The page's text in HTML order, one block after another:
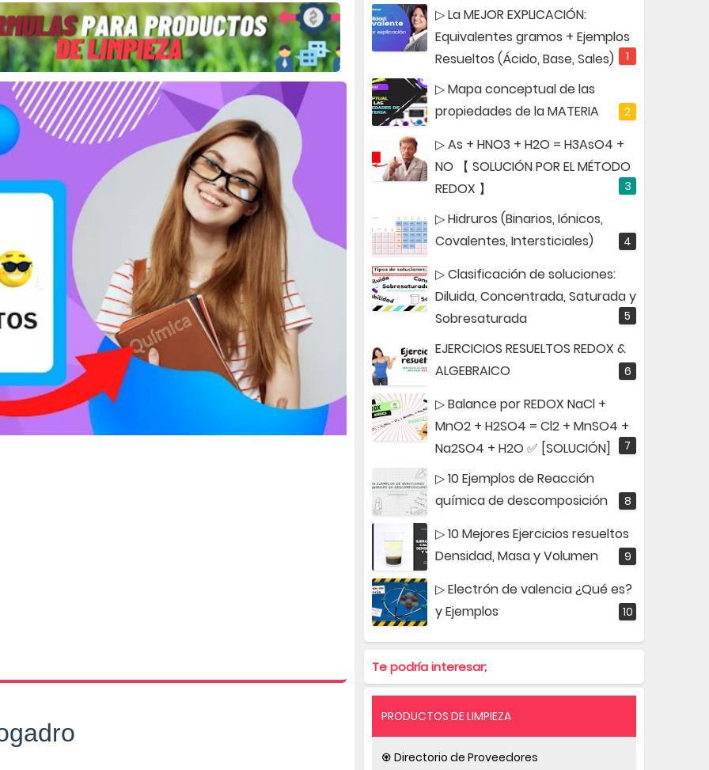
▷ La MEJOR EXPLICACIÓN:
Equivalentes gramos + Ejemplos
Resueltos (Ácido, Base, Sales)
▷ Mapa conceptual de las
propiedades de la MATERIA
▷ As + HNO3 + H2O = H3AsO4 +
NO 【 SOLUCIÓN POR EL MÉTODO
REDOX 】
▷ Hidruros (Binarios, Iónicos,
Covalentes, Intersticiales)
▷ Clasificación de soluciones:
Diluida, Concentrada, Saturada y
Sobresaturada
EJERCICIOS RESUELTOS REDOX &
ALGEBRAICO
▷ Balance por REDOX NaCl +
MnO2 + H2SO4 = Cl2 + MnSO4 +
Na2SO4 + H2O ✅ [SOLUCIÓN]
▷ 10 Ejemplos de Reacción
química de descomposición
▷ 10 Mejores Ejercicios resueltos
Densidad, Masa y Volumen
▷ Electrón de valencia ¿Qué es?
y Ejemplos
Te podría interesar;
PRODUCTOS DE LIMPIEZA
♼ Directorio de Proveedores